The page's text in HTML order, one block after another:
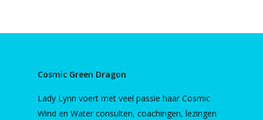
Cosmic Green Dragon
Lady Lynn voert met veel passie haar Cosmic
Wind en Water consulten, coachingen, lezingen